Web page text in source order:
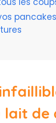
de